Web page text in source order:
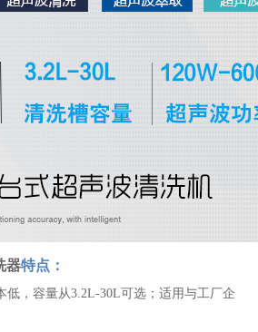
器特点：
低，容量从3.2L-30L可选；适用与工厂企